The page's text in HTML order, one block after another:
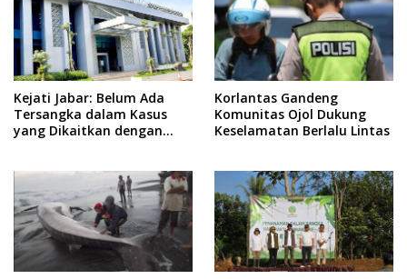
Kejati Jabar: Belum Ada
Tersangka dalam Kasus
yang Dikaitkan dengan
Korlantas Gandeng
Komunitas Ojol Dukung
Keselamatan Berlalu Lintas